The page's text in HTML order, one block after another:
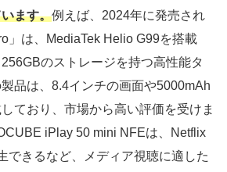
ます。例えば、2024年に発売され
」は、MediaTek Helio G99を搭載
のストレージを持つ高性能タ
品は、8.4インチの画面や5000mAh
ており、市場から高い評価を受けま
iPlay 50 mini NFEは、Netflix
できるなど、メディア視聴に適した